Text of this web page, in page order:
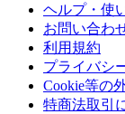
ヘルプ・使
お問い合わ
利用規約
プライバシ
Cookie等の
特商法取引